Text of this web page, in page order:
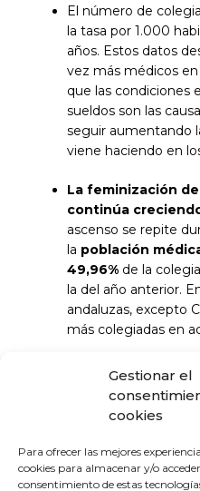
Gestionar el
cookies
Para ofrecer las mejores
cookies para almacenar y/o
consentimiento de estas
El número de
la tasa por 1.000
años. Estos datos
vez más médicos
que las condiciones
sueldos son las
seguir aumentando
viene haciendo en
La feminización
continúa
ascenso se repite
la población
49,96%de la
la del año anterior.
andaluzas, excepto
más colegiadas en
Al analizar el ámbito
que en el ámbito
de colegiadas:
2023);mientras que
mixto la mayoría